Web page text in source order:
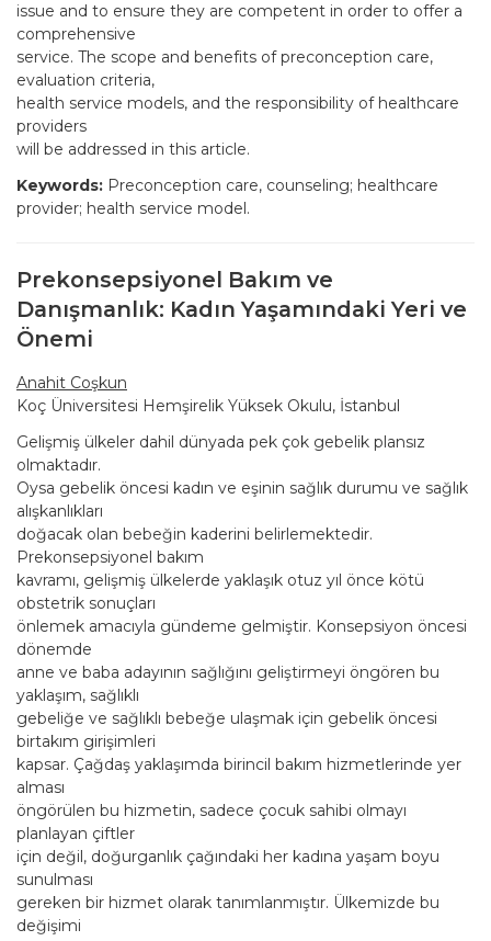
issue and to ensure they are competent in order to offer a
comprehensive
service. The scope and benefits of preconception care,
evaluation criteria,
health service models, and the responsibility of healthcare
providers
will be addressed in this article.
Keywords: Preconception care, counseling; healthcare
provider; health service model.
Prekonsepsiyonel Bakım ve
Danışmanlık: Kadın Yaşamındaki Yeri ve
Önemi
Anahit Coşkun
Koç Üniversitesi Hemşirelik Yüksek Okulu, İstanbul
Gelişmiş ülkeler dahil dünyada pek çok gebelik plansız
olmaktadır.
Oysa gebelik öncesi kadın ve eşinin sağlık durumu ve sağlık
alışkanlıkları
doğacak olan bebeğin kaderini belirlemektedir.
Prekonsepsiyonel bakım
kavramı, gelişmiş ülkelerde yaklaşık otuz yıl önce kötü
obstetrik sonuçları
önlemek amacıyla gündeme gelmiştir. Konsepsiyon öncesi
dönemde
anne ve baba adayının sağlığını geliştirmeyi öngören bu
yaklaşım, sağlıklı
gebeliğe ve sağlıklı bebeğe ulaşmak için gebelik öncesi
birtakım girişimleri
kapsar. Çağdaş yaklaşımda birincil bakım hizmetlerinde yer
alması
öngörülen bu hizmetin, sadece çocuk sahibi olmayı
planlayan çiftler
için değil, doğurganlık çağındaki her kadına yaşam boyu
sunulması
gereken bir hizmet olarak tanımlanmıştır. Ülkemizde bu
değişimi